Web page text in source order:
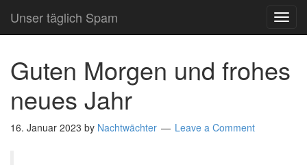
Unser täglich Spam
Guten Morgen und frohes
neues Jahr
16. Januar 2023 by Nachtwächter Leave a Comment